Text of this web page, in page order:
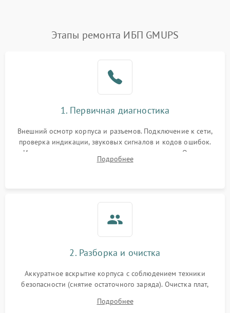
Этапы ремонта ИБП GMUPS
1. Первичная диагностика
Внешний осмотр корпуса и разъемов. Подключение к сети,
проверка индикации, звуковых сигналов и кодов ошибок.
Измерение входного и выходного напряжения. Оценка
реакции ИБП на отключение основного питания без
Подробнее
2. Разборка и очистка
Аккуратное вскрытие корпуса с соблюдением техники
безопасности (снятие остаточного заряда). Очистка плат,
и кистей для предотвращения перегрева и замыканий.
Подробнее